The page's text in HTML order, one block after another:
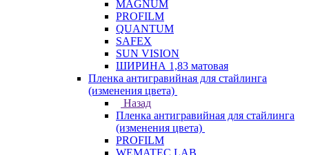
MAGNUM
PROFILM
QUANTUM
SAFEX
SUN VISION
ШИРИНА 1,83 матовая
Пленка антигравийная для стайлинга
(изменения цвета)
Назад
Пленка антигравийная для стайлинга
(изменения цвета)
PROFILM
WEMATEC LAB